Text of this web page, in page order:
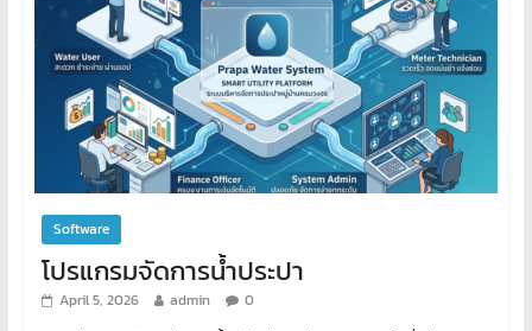
Software
โปรแกรมจัดการน้ำประปา
April 5, 2026 admin 0